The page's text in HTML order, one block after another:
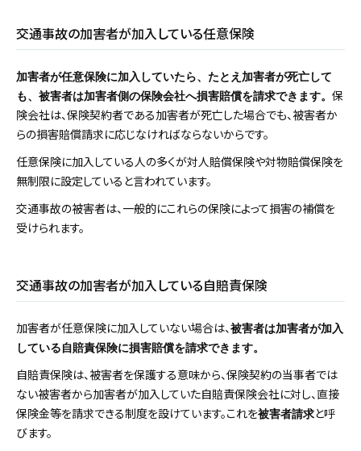
交通事故の加害者が加入している任意保険
加害者が任意保険に加入していたら、たとえ加害者が死亡して
も、被害者は加害者側の保険会社へ損害賠償を請求できます。 保
険会社は、保険契約者である加害者が死亡した場合でも、被害者か
らの損害賠償請求に応じなければならないからです。
任意保険に加入している人の多くが対人賠償保険や対物賠償保険を
無制限に設定していると言われています。
交通事故の被害者は、一般的にこれらの保険によって損害の補償を
受けられます。
交通事故の加害者が加入している自賠責保険
加害者が任意保険に加入していない場合は、被害者は加害者が加入
している自賠責保険に損害賠償を請求できます。
自賠責保険は、被害者を保護する意味から、保険契約の当事者では
ない被害者から加害者が加入していた自賠責保険会社に対し、直接
保険金等を請求できる制度を設けています。これを被害者請求と呼
びます。